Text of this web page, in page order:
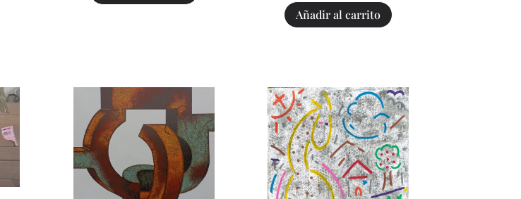
Añadir al carrito